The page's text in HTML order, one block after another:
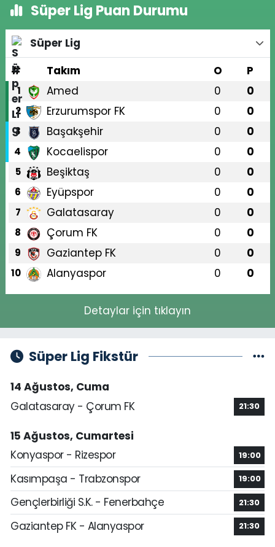
Süper Lig Puan Durumu
Süper Lig
#
Takım O P
1 Amed 0 0
2 Erzurumspor FK 0 0
3 Başakşehir 0 0
4 Kocaelispor 0 0
5 Beşiktaş 0 0
6 Eyüpspor 0 0
7 Galatasaray 0 0
8 Çorum FK 0 0
9 Gaziantep FK 0 0
10 Alanyaspor 0 0
Detaylar için tıklayın
Süper Lig Fikstür
14 Ağustos, Cuma
Galatasaray - Çorum FK
21:30
15 Ağustos, Cumartesi
Konyaspor - Rizespor
19:00
Kasımpaşa - Trabzonspor 19:00
Gençlerbirliği S.K. - Fenerbahçe 21:30
Gaziantep FK - Alanyaspor 21:30